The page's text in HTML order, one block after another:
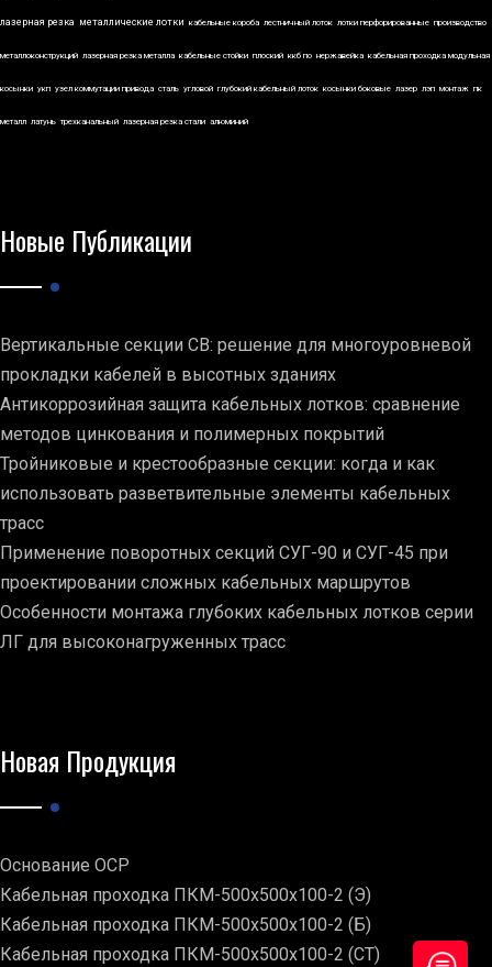
лазерная резка металлические лотки кабельные короба лестничный лоток лотки перфорированные производство
металлоконструкций лазерная резка металла кабельные стойки плоский ккб по нержавейка кабельная проходка модульная
косынки укп узел коммутации привода сталь угловой глубокий кабельный лоток косынки боковые лазер лэп монтаж пк
металл латунь трехканальный лазерная резка стали алюминий
Новые Публикации
Вертикальные секции СВ: решение для многоуровневой
прокладки кабелей в высотных зданиях
Антикоррозийная защита кабельных лотков: сравнение
методов цинкования и полимерных покрытий
Тройниковые и крестообразные секции: когда и как
использовать разветвительные элементы кабельных
трасс
Применение поворотных секций СУГ-90 и СУГ-45 при
проектировании сложных кабельных маршрутов
Особенности монтажа глубоких кабельных лотков серии
ЛГ для высоконагруженных трасс
Новая Продукция
Основание ОСР
Кабельная проходка ПКМ-500х500х100-2 (Э)
Кабельная проходка ПКМ-500х500х100-2 (Б)
Кабельная проходка ПКМ-500х500х100-2 (СТ)